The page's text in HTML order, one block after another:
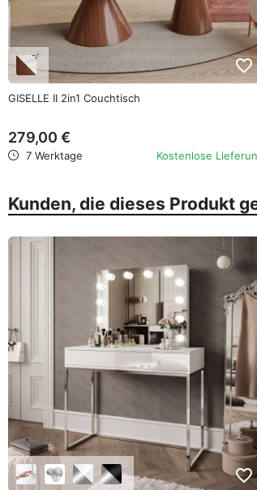
favorite_border
GISELLE II 2in1 Couchtisch
279,00 €
7 Werktage Kostenlose
Kunden, die dieses Produkt
favorite_border